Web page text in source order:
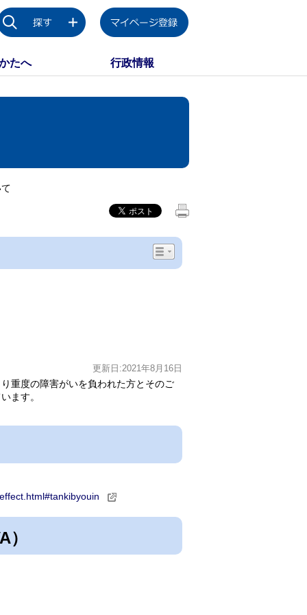
たへ 行政情報
更新日:2021年8月16日
重度の障害がいを負われた方とそのご
ます。